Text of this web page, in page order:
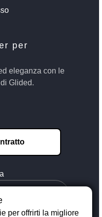
per
eleganza con le
Glided.
per offrirti la migliore